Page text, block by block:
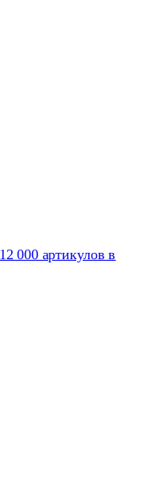
000 артикулов в